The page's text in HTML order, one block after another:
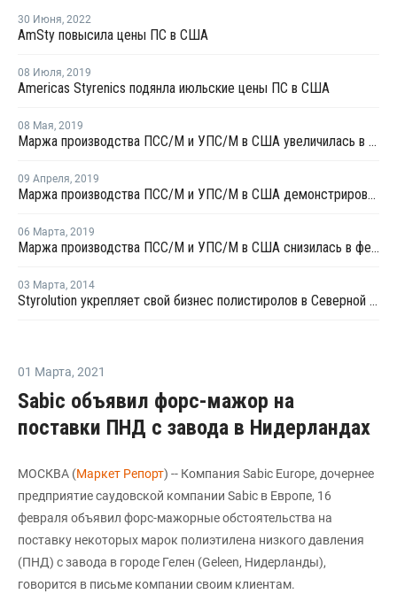
30 Июня, 2022
AmSty повысила цены ПС в США
08 Июля, 2019
Americas Styrenics подянла июльские цены ПС в США
08 Мая, 2019
Маржа производства ПСC/М и УПС/М в США увеличилась в апреле
09 Апреля, 2019
Маржа производства ПСC/М и УПС/М в США демонстрировала разнонаправленный тренд в марте
06 Марта, 2019
Маржа производства ПСC/М и УПС/М в США снизилась в феврале
03 Марта, 2014
Styrolution укрепляет свой бизнес полистиролов в Северной Америке
01 Марта, 2021
Sabic объявил форс-мажор на
поставки ПНД с завода в Нидерландах
МОСКВА (Маркет Репорт) -- Компания Sabic Europe, дочернее
предприятие саудовской компании Sabic в Европе, 16
февраля объявил форс-мажорные обстоятельства на
поставку некоторых марок полиэтилена низкого давления
(ПНД) с завода в городе Гелен (Geleen, Нидерланды),
говорится в письме компании своим клиентам.